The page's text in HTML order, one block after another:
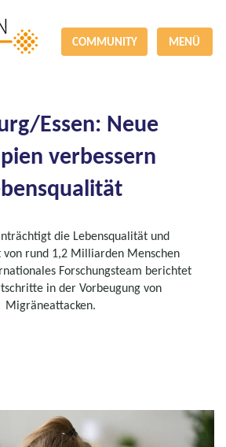
COMMUNITY MENÜ
Essen: Neue
verbessern
die Lebensqualität und
rund 1,2 Milliarden Menschen
Forschungsteam berichtet
in der Vorbeugung von
Migräneattacken.